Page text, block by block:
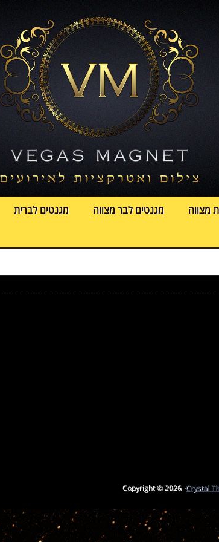
מצווה מגנטים לבר מצווה מגנטים לברית
Copyright © 2026 ·Crystal